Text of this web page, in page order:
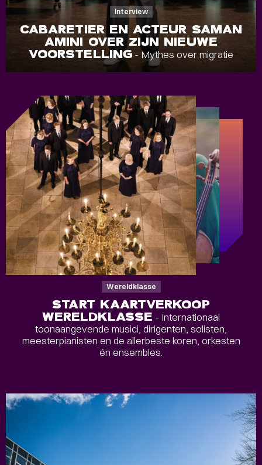
Interview
CABARETIER EN ACTEUR SAMAN
AMINI OVER ZIJN NIEUWE
VOORSTELLING- Mythes over migratie
Wereldklasse
START KAARTVERKOOP
WERELDKLASSE - Internationaal
toonaangevende musici, dirigenten, solisten,
meesterpianisten en de allerbeste koren, orkesten
én ensembles.